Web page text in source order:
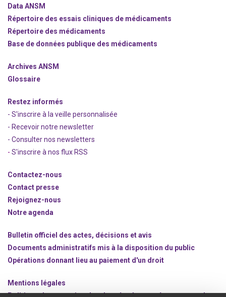
Data ANSM
Répertoire des essais cliniques de médicaments
Répertoire des médicaments
Base de données publique des médicaments
Archives ANSM
Glossaire
Restez informés
- S'inscrire à la veille personnalisée
- Recevoir notre newsletter
- Consulter nos newsletters
- S'inscrire à nos flux RSS
Contactez-nous
Contact presse
Rejoignez-nous
Notre agenda
Bulletin officiel des actes, décisions et avis
Documents administratifs mis à la disposition du public
Opérations donnant lieu au paiement d'un droit
Mentions légales